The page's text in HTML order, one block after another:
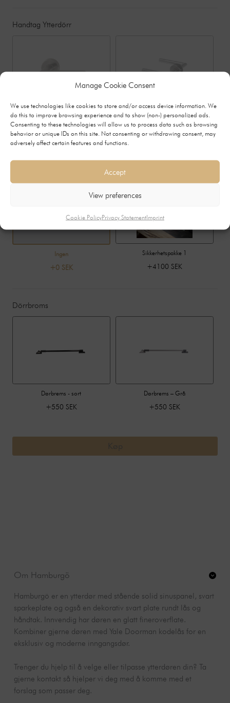
Manage Cookie Consent
We use technologies like cookies to store and/or access device information. We
do this to improve browsing experience and to show (non-) personalized ads.
Consenting to these technologies will allow us to process data such as browsing
behavior or unique IDs on this site. Not consenting or withdrawing consent, may
adversely affect certain features and functions.
Accept
View preferences
Cookie PolicyPrivacy StatementImprint
Handtag Ytterdörr
Håndtak Hoppe Stockholm - Ytterdør
+600 SEK
Håndtak Roca
+660 SEK
Säkerhetspaket
Ingen
+0 SEK
Sikkerhetspakke 1
+4100 SEK
Dörrbroms
Dørbrems - sort
+550 SEK
Dørbrems – Grå
+550 SEK
Køp
Om Hamburgö
Hamburgö er en ytterdør med stående solid sinuspanel, svart
sparkeplate og også en dekorativ svart plate rundt lås og
håndtak. Innvendig har døren en glatt fineroverflate.
Kombiner gjerne døren med Yale Doorman kodelås for en
eksklusiv og moderne inngangsdør.
Trenger du hjelp til å velge eller tilpasse ytterdøren din? Ta
gjerne kontakt så hjelper vi deg med å komme med et
forslag som passer deg.